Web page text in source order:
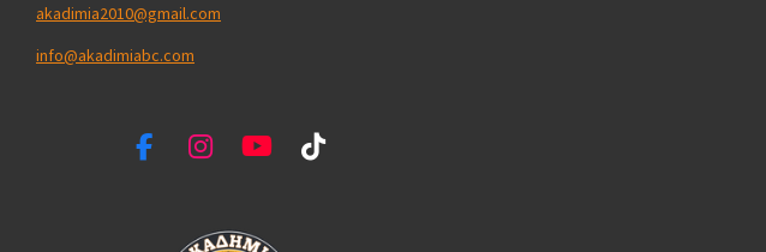
akadimia2010@gmail.com
info@akadimiabc.com
F
I
t
Y
T
T